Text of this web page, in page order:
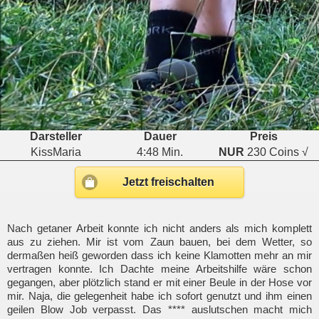
Darsteller Dauer
Preis
KissMaria
4:48 Min. NUR 230 Coins √
Jetzt freischalten
Nach getaner Arbeit konnte ich nicht anders als mich komplett
aus zu ziehen. Mir ist vom Zaun bauen, bei dem Wetter, so
dermaßen heiß geworden dass ich keine Klamotten mehr an mir
vertragen konnte. Ich Dachte meine Arbeitshilfe wäre schon
gegangen, aber plötzlich stand er mit einer Beule in der Hose vor
mir. Naja, die gelegenheit habe ich sofort genutzt und ihm einen
geilen Blow Job verpasst. Das **** auslutschen macht mich